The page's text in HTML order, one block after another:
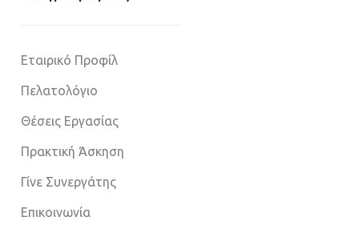
Εταιρικό Προφίλ
Πελατολόγιο
Θέσεις Εργασίας
Πρακτική Άσκηση
Γίνε Συνεργάτης
Επικοινωνία